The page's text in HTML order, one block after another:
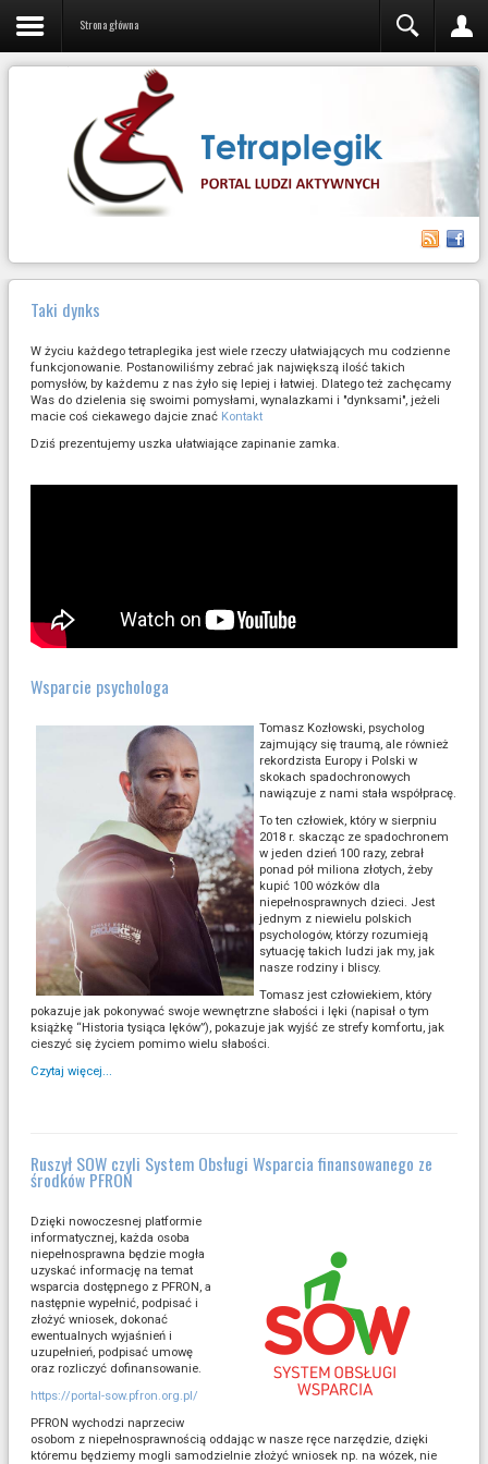
Strona główna
Taki dynks
W życiu każdego tetraplegika jest wiele rzeczy ułatwiających mu codzienne
funkcjonowanie. Postanowiliśmy zebrać jak największą ilość takich
pomysłów, by każdemu z nas żyło się lepiej i łatwiej. Dlatego też zachęcamy
Was do dzielenia się swoimi pomysłami, wynalazkami i "dynksami", jeżeli
macie coś ciekawego dajcie znać Kontakt
Dziś prezentujemy uszka ułatwiające zapinanie zamka.
Wsparcie psychologa
Tomasz Kozłowski, psycholog
zajmujący się traumą, ale również
rekordzista Europy i Polski w
skokach spadochronowych
nawiązuje z nami stała współpracę.
To ten człowiek, który w sierpniu
2018 r. skacząc ze spadochronem
w jeden dzień 100 razy, zebrał
ponad pół miliona złotych, żeby
kupić 100 wózków dla
niepełnosprawnych dzieci. Jest
jednym z niewielu polskich
psychologów, którzy rozumieją
sytuację takich ludzi jak my, jak
nasze rodziny i bliscy.
Tomasz jest człowiekiem, który
pokazuje jak pokonywać swoje wewnętrzne słabości i lęki (napisał o tym
książkę “Historia tysiąca lęków”), pokazuje jak wyjść ze strefy komfortu, jak
cieszyć się życiem pomimo wielu słabości.
Czytaj więcej...
Ruszył SOW czyli System Obsługi Wsparcia finansowanego ze
środków PFRON
Dzięki nowoczesnej platformie
informatycznej, każda osoba
niepełnosprawna będzie mogła
uzyskać informację na temat
wsparcia dostępnego z PFRON, a
następnie wypełnić, podpisać i
złożyć wniosek, dokonać
ewentualnych wyjaśnień i
uzupełnień, podpisać umowę
oraz rozliczyć dofinansowanie.
https://portal-sow.pfron.org.pl/
PFRON wychodzi naprzeciw
osobom z niepełnosprawnością oddając w nasze ręce narzędzie, dzięki
któremu będziemy mogli samodzielnie złożyć wniosek np. na wózek, nie